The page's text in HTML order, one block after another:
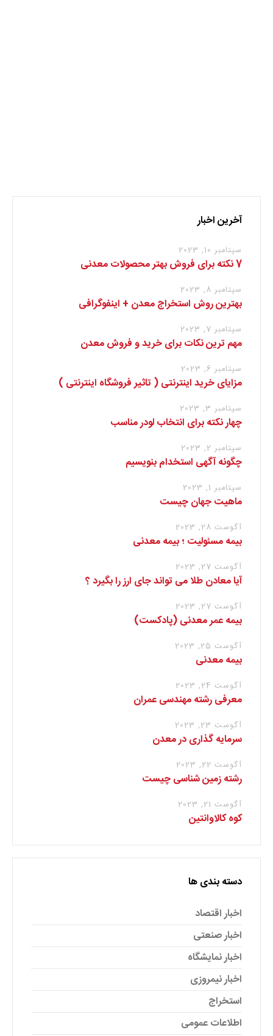
آخرین اخبار
سپتامبر 10, 2023
7 نکته برای فروش بهتر محصولات معدنی
سپتامبر 8, 2023
بهترین روش استخراج معدن + اینفوگرافی
سپتامبر 7, 2023
مهم ترین نکات برای خرید و فروش معدن
سپتامبر 6, 2023
مزایای خرید اینترنتی ( تاثیر فروشگاه اینترنتی )
سپتامبر 3, 2023
چهار نکته برای انتخاب لودر مناسب
سپتامبر 2, 2023
چگونه آگهی استخدام بنویسیم
سپتامبر 1, 2023
ماهیت جهان چیست
آگوست 28, 2023
بیمه مسئولیت ؛ بیمه معدنی
آگوست 27, 2023
آیا معادن طلا می تواند جای ارز را بگیرد ؟
آگوست 27, 2023
بیمه عمر معدنی (پادکست)
آگوست 25, 2023
بیمه معدنی
آگوست 24, 2023
معرفی رشته مهندسی عمران
آگوست 23, 2023
سرمایه گذاری در معدن
آگوست 22, 2023
رشته زمین شناسی چیست
آگوست 21, 2023
کوه کالاوانتین
دسته بندی ها
اخبار اقتصاد
اخبار صنعتی
اخبار نمایشگاه
اخبار نیمروزی
استخراج
اطلاعات عمومی